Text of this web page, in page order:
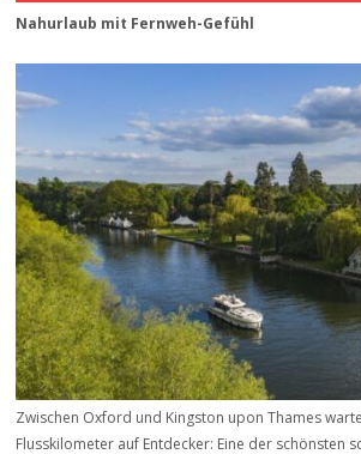
Nahurlaub mit Fernweh-Gefühl
Zwischen Oxford und Kingston upon Thames
Flusskilometer auf Entdecker: Eine der schönsten